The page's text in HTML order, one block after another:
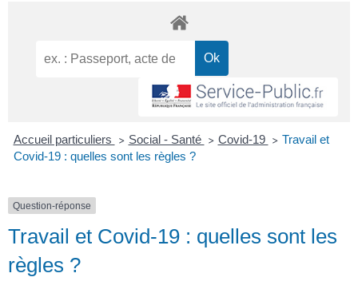
Accueil particuliers > Social - Santé > Covid-19 > Travail et
Covid-19 : quelles sont les règles ?
Question-réponse
Travail et Covid-19 : quelles sont les
règles ?